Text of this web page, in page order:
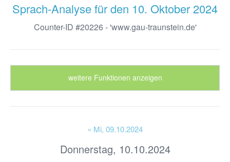
Sprach-Analyse für den 10. Oktober 2024
Counter-ID #20226 - 'www.gau-traunstein.de'
weitere Funktionen anzeigen
« Mi, 09.10.2024
Donnerstag, 10.10.2024